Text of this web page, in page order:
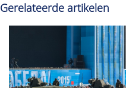
Gerelateerde artikelen